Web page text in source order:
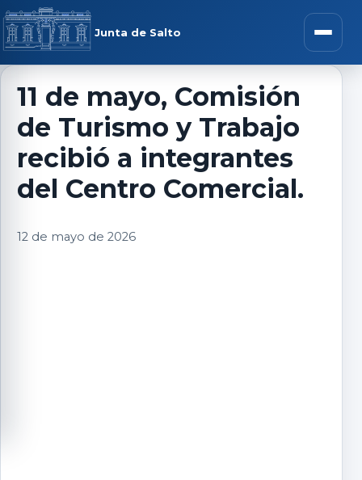
Saltar al contenido
Junta de Salto Abrir
menú
11 de mayo, Comisión
de Turismo y Trabajo
recibió a integrantes
del Centro Comercial.
12 de mayo de 2026